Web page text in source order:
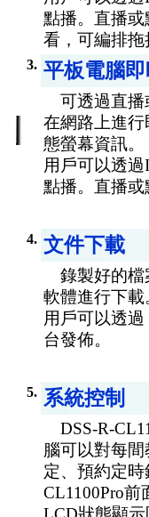
點播。直播
看，可編排
3. 平板電腦
可透過直播
在網路上進
態螢幕資訊。
用戶可以透
點播。直播
4. 文件下載
錄製好的檔
軟體進行下載
用戶可以透
台發佈。
5. 系統控制
DSS-R-
腦可以對每間
定、預約定
CL1100Pro